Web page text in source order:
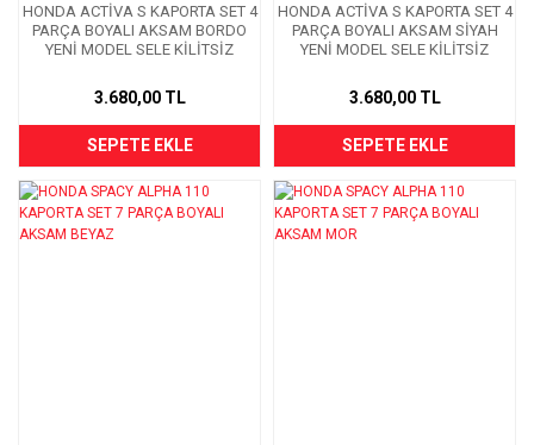
HONDA ACTİVA S KAPORTA SET 4
PARÇA BOYALI AKSAM BORDO
YENİ MODEL SELE KİLİTSİZ
3.680,00 TL
SEPETE EKLE
HONDA ACTİVA S KAPORTA SET 4
PARÇA BOYALI AKSAM SİYAH
YENİ MODEL SELE KİLİTSİZ
3.680,00 TL
SEPETE EKLE